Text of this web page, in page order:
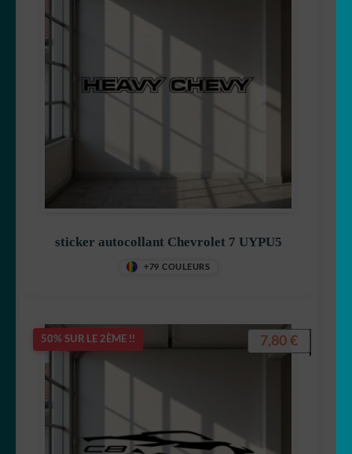
sticker autocollant Chevrolet 7 UYPU5
+79 COULEURS
50% SUR LE 2ÈME !! 7,80 €